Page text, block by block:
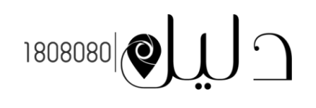
المحتوى